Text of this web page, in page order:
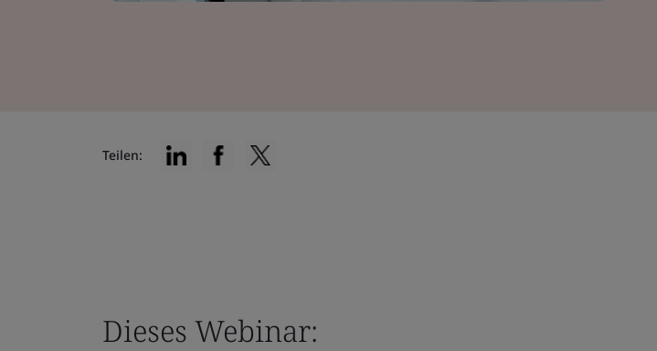
Teilen:
Dieses Webinar: